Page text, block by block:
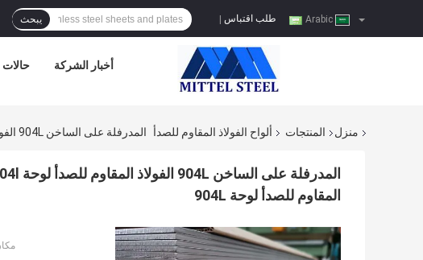
طلب اقتباس يبحث
حالات أخبار الشركة
منزل المنتجات ألواح الفولاذ المقاوم للصدأ المدرفلة على الساخن 904L الفولاذ المقاوم للصدأ لوحة UNS S08904 SS 904l لوحة Astm A240 الفولاذ المقاوم للصدأ لوحة 904L
المقاوم للصدأ لوحة 904L